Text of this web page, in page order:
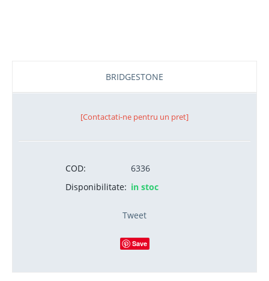
BRIDGESTONE
[Contactati-ne pentru un pret]
COD:
6336
Disponibilitate: in stoc
Tweet
Save